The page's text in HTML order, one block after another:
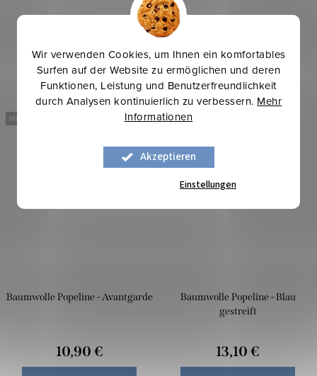
Wir verwenden Cookies, um Ihnen ein komfortables
Surfen auf der Website zu ermöglichen und deren
Funktionen, Leistung und Benutzerfreundlichkeit
durch Analysen kontinuierlich zu verbessern. Mehr
Informationen
Akzeptieren
Einstellungen
Mehr für weniger
Baumwolle Popeline - Avantgarde
10,90 €
Sommerinspirationen
Baumwolle Popeline - Blau
gestreift
13,10 €